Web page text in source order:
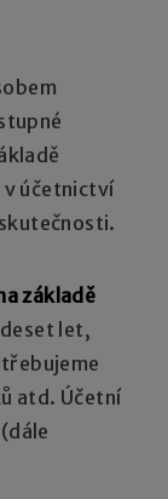
účetnictví
základě
let,
atd. Účetní
(dále